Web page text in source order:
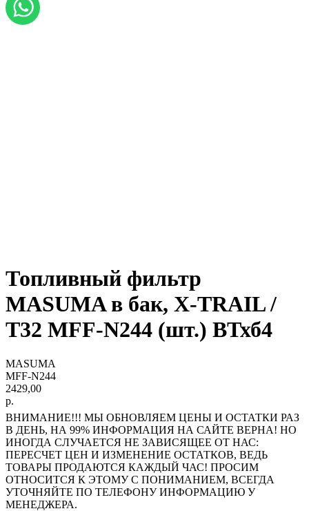
Топливный фильтр
MASUMA в бак, X-TRAIL /
T32 MFF-N244 (шт.) ВТхб4
MASUMA
MFF-N244
2429,00
р.
ВНИМАНИЕ!!! МЫ ОБНОВЛЯЕМ ЦЕНЫ И ОСТАТКИ РАЗ
В ДЕНЬ, НА 99% ИНФОРМАЦИЯ НА САЙТЕ ВЕРНА! НО
ИНОГДА СЛУЧАЕТСЯ НЕ ЗАВИСЯЩЕЕ ОТ НАС:
ПЕРЕСЧЕТ ЦЕН И ИЗМЕНЕНИЕ ОСТАТКОВ, ВЕДЬ
ТОВАРЫ ПРОДАЮТСЯ КАЖДЫЙ ЧАС! ПРОСИМ
ОТНОСИТСЯ К ЭТОМУ С ПОНИМАНИЕМ, ВСЕГДА
УТОЧНЯЙТЕ ПО ТЕЛЕФОНУ ИНФОРМАЦИЮ У
МЕНЕДЖЕРА.